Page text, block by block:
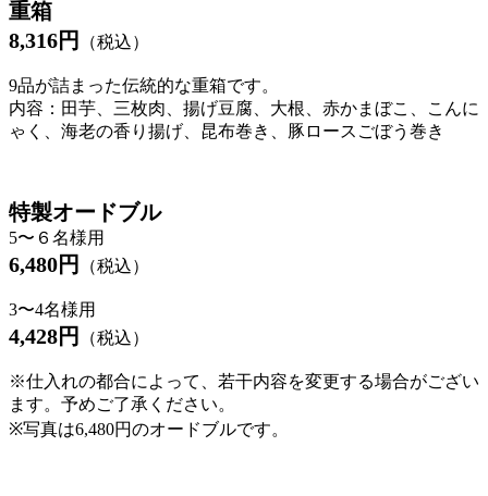
重箱
8,316円
（税込）
9品が詰まった伝統的な重箱です。
内容：田芋、三枚肉、揚げ豆腐、大根、赤かまぼこ、こんに
ゃく、海老の香り揚げ、昆布巻き、豚ロースごぼう巻き
特製オードブル
5〜６名様用
6,480円 （税込）
3〜4名様用
4,428円 （税込）
※仕入れの都合によって、若干内容を変更する場合がござい
ます。予めご了承ください。
※写真は6,480円のオードブルです。